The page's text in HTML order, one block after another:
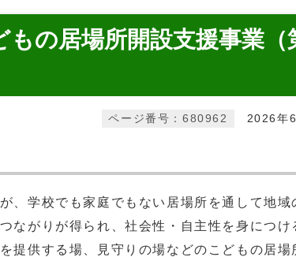
の居場所開設支援事業（
2026年
ページ番号：680962
、学校でも家庭でもない居場所を通して地域
ながりが得られ、社会性・自主性を身につけ
提供する場、見守りの場などのこどもの居場